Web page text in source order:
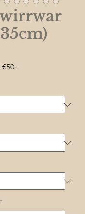
€50.-
*